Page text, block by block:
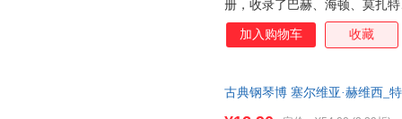
册，收录了巴赫、海顿、莫扎
典钢琴作品。每一分括由浅入
的演奏提示，是一套兼具实用
加入购物车 收藏
古典钢琴博 塞尔维亚·赫维西_